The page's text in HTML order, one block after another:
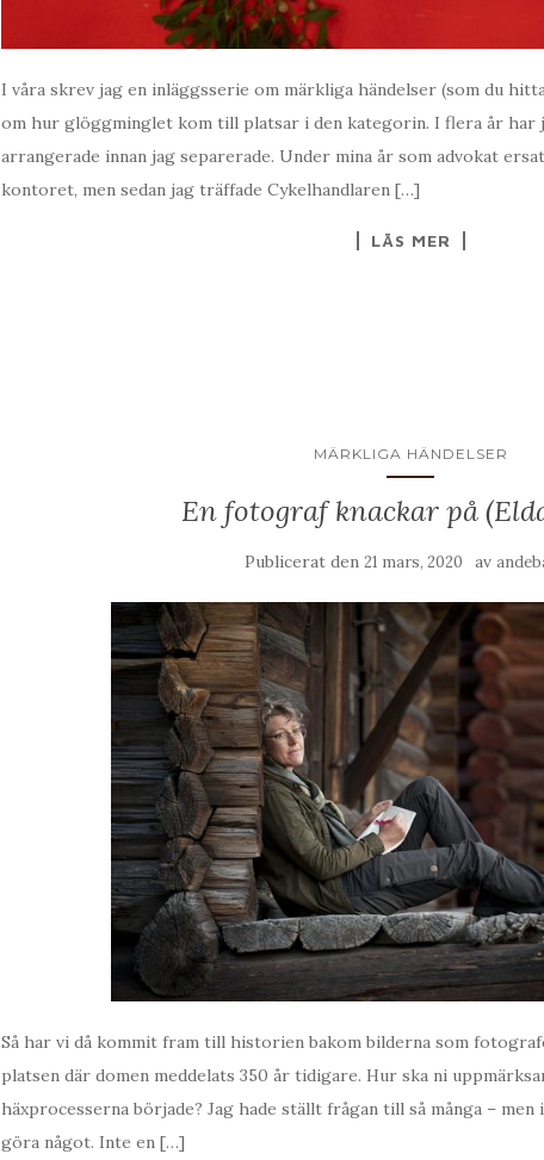
I våra skrev jag en inläggsserie om märkliga händelser (som du
om hur glöggminglet kom till platsar i den kategorin. I flera år har
arrangerade innan jag separerade. Under mina år som advokat
kontoret, men sedan jag träffade Cykelhandlaren […]
LÄS MER
MÄRKLIGA HÄNDELSER
En fotograf knackar på
Publicerat den 21 mars, 2020 av
Så har vi då kommit fram till historien bakom bilderna som
platsen där domen meddelats 350 år tidigare. Hur ska ni
häxprocesserna började? Jag hade ställt frågan till så många –
göra något. Inte en […]